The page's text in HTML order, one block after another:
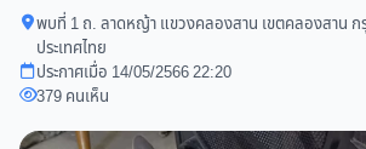
พบที่ 1 ถ. ลาดหญ้า แขวงคลองสาน เขตคลองสาน ก
ประเทศไทย
ประกาศเมื่อ 14/05/2566 22:20
379 คนเห็น